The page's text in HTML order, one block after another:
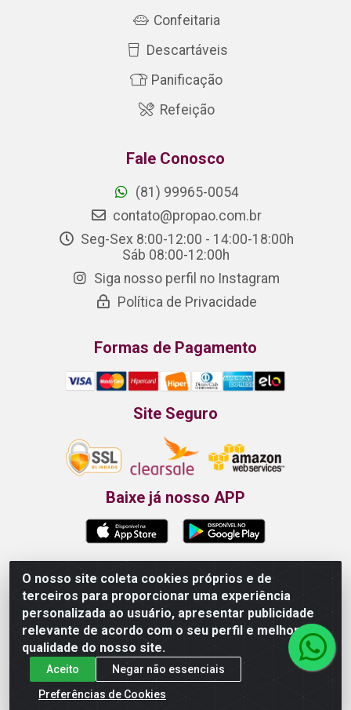
O nosso site coleta cookies próprios e de
terceiros para proporcionar uma experiência
personalizada ao usuário, apresentar publicidade
relevante de acordo com o seu perfil e melhorar a
qualidade do nosso site.
Aceito
Negar não essenciais
Preferências de Cookies
Confeitaria
Descartáveis
Panificação
Refeição
Fale Conosco
(81) 99965-0054
contato@propao.com.br
Seg-Sex 8:00-12:00 - 14:00-18:00h
Sáb 08:00-12:00h
Siga nosso perfil no Instagram
Política de Privacidade
Formas de Pagamento
Site Seguro
Baixe já nosso APP
Propão - Rua Armando da Fonte, 91 - Maurício de
Nassau - Caruaru/PE - CEP 55012-025 - CNPJ
24.407.389/0001-52